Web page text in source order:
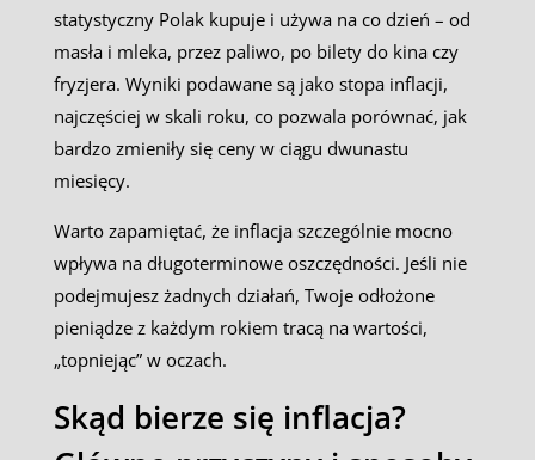
statystyczny Polak kupuje i używa na co dzień – od
masła i mleka, przez paliwo, po bilety do kina czy
fryzjera. Wyniki podawane są jako stopa inflacji,
najczęściej w skali roku, co pozwala porównać, jak
bardzo zmieniły się ceny w ciągu dwunastu
miesięcy.
Warto zapamiętać, że inflacja szczególnie mocno
wpływa na długoterminowe oszczędności. Jeśli nie
podejmujesz żadnych działań, Twoje odłożone
pieniądze z każdym rokiem tracą na wartości,
„topniejąc” w oczach.
Skąd bierze się inflacja?